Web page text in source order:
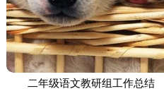
二年级语文教研组工作总结